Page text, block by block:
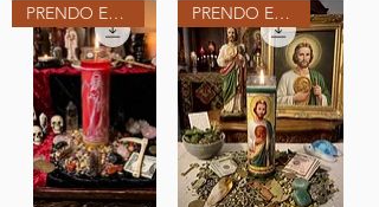
PRENDO EN MI ALTAR PRENDO EN MI ALTAR